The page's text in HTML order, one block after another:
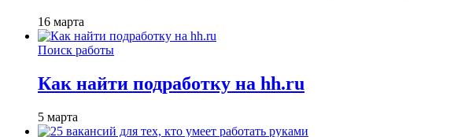
16 марта
Поиск работы
Как найти подработку на hh.ru
5 марта